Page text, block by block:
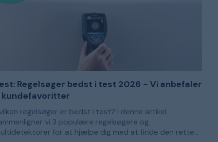
Regelsøger bedst i test 2026 - Vi anbefaler
kundefavoritter
regelsøger er bedst i test? I denne artikel
vi 3 populære regelsøgere og
for at hjælpe dig med at finde den rette